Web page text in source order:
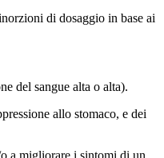
di dosaggio in base ai
del sangue alta o alta).
allo stomaco, e dei
a migliorare i sintomi di un